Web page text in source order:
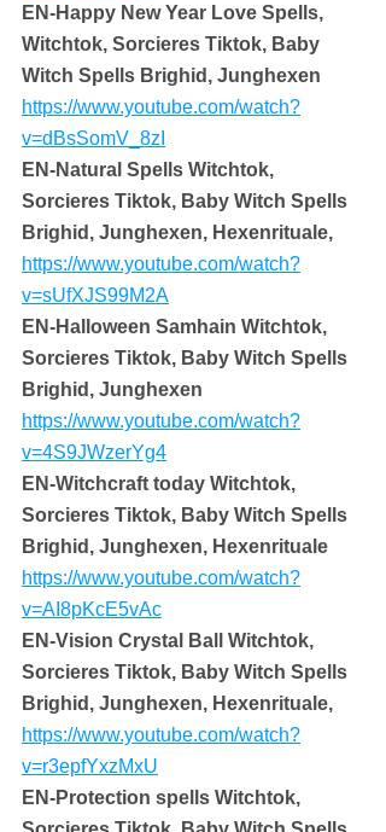
EN-Happy New Year Love Spells,
Witchtok, Sorcieres Tiktok, Baby
Witch Spells Brighid, Junghexen
https://www.youtube.com/watch?
v=dBsSomV_8zI
EN-Natural Spells Witchtok,
Sorcieres Tiktok, Baby Witch Spells
Brighid, Junghexen, Hexenrituale,
https://www.youtube.com/watch?
v=sUfXJS99M2A
EN-Halloween Samhain Witchtok,
Sorcieres Tiktok, Baby Witch Spells
Brighid, Junghexen
https://www.youtube.com/watch?
v=4S9JWzerYg4
EN-Witchcraft today Witchtok,
Sorcieres Tiktok, Baby Witch Spells
Brighid, Junghexen, Hexenrituale
https://www.youtube.com/watch?
v=AI8pKcE5vAc
EN-Vision Crystal Ball Witchtok,
Sorcieres Tiktok, Baby Witch Spells
Brighid, Junghexen, Hexenrituale,
https://www.youtube.com/watch?
v=r3epfYxzMxU
EN-Protection spells Witchtok,